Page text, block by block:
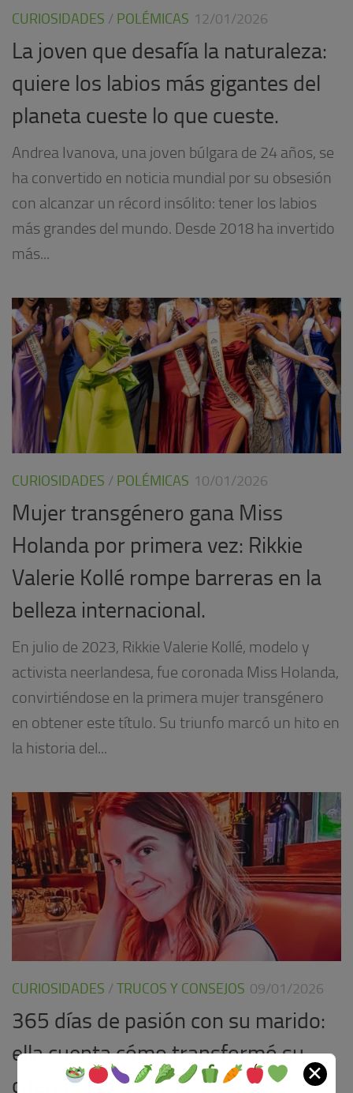
CURIOSIDADES / POLÉMICAS 12/01/2026
La joven que desafía la naturaleza:
quiere los labios más gigantes del
planeta cueste lo que cueste.
Andrea Ivanova, una joven búlgara de 24 años, se
ha convertido en noticia mundial por su obsesión
con alcanzar un récord insólito: tener los labios
más grandes del mundo. Desde 2018 ha invertido
más...
CURIOSIDADES / POLÉMICAS 10/01/2026
Mujer transgénero gana Miss
Holanda por primera vez: Rikkie
Valerie Kollé rompe barreras en la
belleza internacional.
En julio de 2023, Rikkie Valerie Kollé, modelo y
activista neerlandesa, fue coronada Miss Holanda,
convirtiéndose en la primera mujer transgénero
en obtener este título. Su triunfo marcó un hito en
la historia del...
CURIOSIDADES / TRUCOS Y CONSEJOS 09/01/2026
365 días de pasión con su marido:
ella cuenta cómo transformó su
cuerpo.
✕